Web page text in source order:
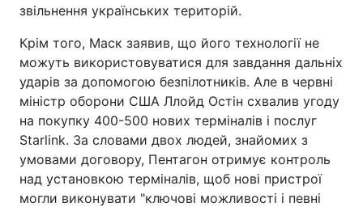
звільнення українських територій.
Крім того, Маск заявив, що його технології не
можуть використовуватися для завдання дальніх
ударів за допомогою безпілотників. Але в червні
міністр оборони США Ллойд Остін схвалив угоду
на покупку 400-500 нових терміналів і послуг
Starlink. За словами двох людей, знайомих з
умовами договору, Пентагон отримує контроль
над установкою терміналів, щоб нові пристрої
могли виконувати "ключові можливості і певні